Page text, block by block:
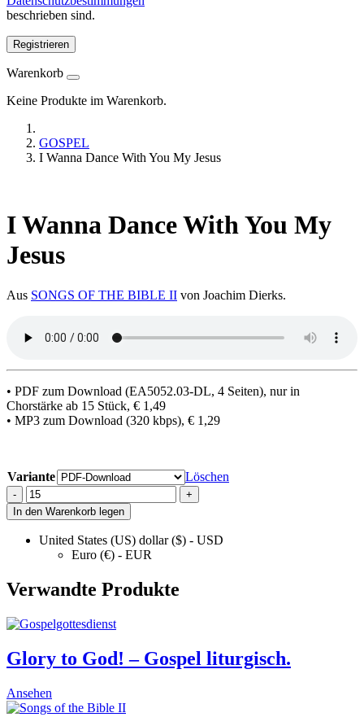
beschrieben sind.
Registrieren
Warenkorb
Keine Produkte im Warenkorb.
GOSPEL
I Wanna Dance With You My Jesus
I Wanna Dance With You My
Jesus
Aus SONGS OF THE BIBLE II von Joachim Dierks.
• PDF zum Download (EA5052.03-DL, 4 Seiten), nur in
Chorstärke ab 15 Stück, € 1,49
• MP3 zum Download (320 kbps), € 1,29
Variante Löschen
-
Wanna
Dance
With
quantity
+
In den Warenkorb legen
United States (US) dollar ($) - USD
Euro (€) - EUR
Verwandte Produkte
Glory to God! – Gospel liturgisch.
Ansehen
product